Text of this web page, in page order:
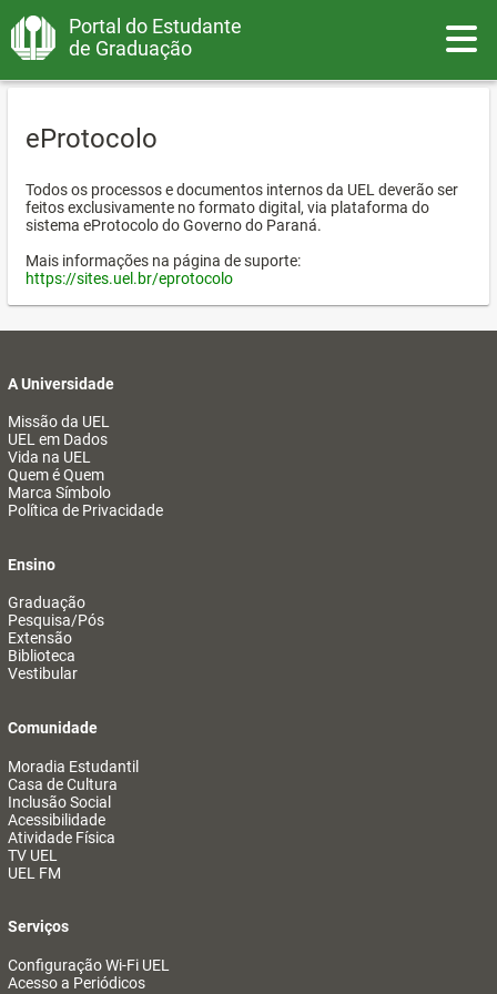
Portal do Estudante
de Graduação
eProtocolo
Todos os processos e documentos internos da UEL deverão ser
feitos exclusivamente no formato digital, via plataforma do
sistema eProtocolo do Governo do Paraná.
Mais informações na página de suporte:
https://sites.uel.br/eprotocolo
A Universidade
Missão da UEL
UEL em Dados
Vida na UEL
Quem é Quem
Marca Símbolo
Política de Privacidade
Ensino
Graduação
Pesquisa/Pós
Extensão
Biblioteca
Vestibular
Comunidade
Moradia Estudantil
Casa de Cultura
Inclusão Social
Acessibilidade
Atividade Física
TV UEL
UEL FM
Serviços
Configuração Wi-Fi UEL
Acesso a Periódicos